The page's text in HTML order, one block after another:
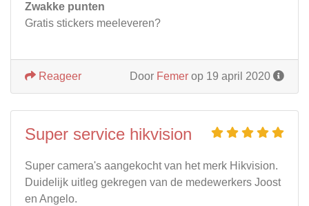
Zwakke punten
Gratis stickers meeleveren?
Door Femer op 19 april 2020
Reageer
Super service hikvision
Super camera's aangekocht van het merk Hikvision.
Duidelijk uitleg gekregen van de medewerkers Joost
en Angelo.